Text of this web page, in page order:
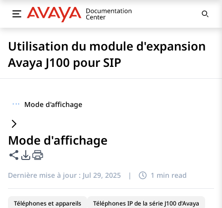
Utilisation du module d'expansion
Avaya J100 pour SIP
··· Mode d'affichage
Mode d'affichage
Partager cette page
Options d'exportation PDF
Dernière mise à jour : Jul 29, 2025 | 1 min read
Téléphones et appareils
Téléphones IP de la série J100 d'Avaya